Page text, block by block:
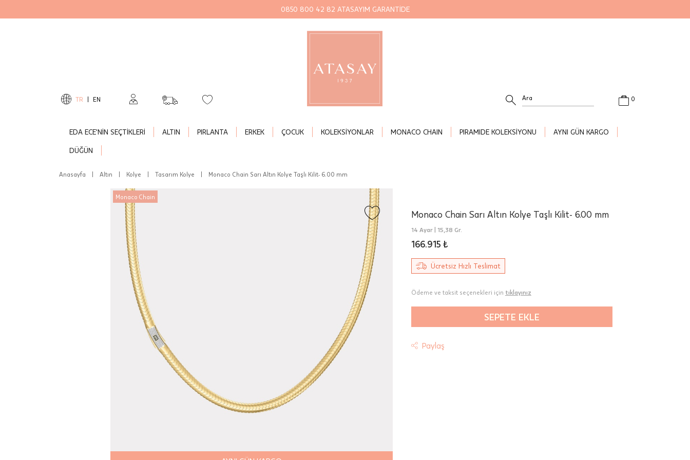
0850 800 42 82 ATASAYIM GARANTİDE
TR EN
EDA ECE'NİN SEÇTİKLERİ ALTIN PIRLANTA ERKEK ÇOCUK KOLEKSİYONLAR MONACO CHAIN PIRAMIDE KOLEKSİYONU AYNI GÜN KARGO
DÜĞÜN
0
Anasayfa Altın Kolye Tasarım Kolye Monaco Chain Sarı Altın Kolye Taşlı Kilit- 6.00 mm
Monaco Chain
Monaco Chain Sarı Altın Kolye Taşlı Kilit- 6.00 mm
14 Ayar | 15,38 Gr.
166.915 ₺
Ücretsiz Hızlı Teslimat
Ödeme ve taksit seçenekleri için tıklayınız
SEPETE EKLE
Paylaş
Teslimat
Siparişleriniz "HepsiJet Kargo" ile ücretsiz ve sigortalı olarak
16:00 arasında verilen siparişler için geçerlidir. Teslimat; sipariş verilen gün